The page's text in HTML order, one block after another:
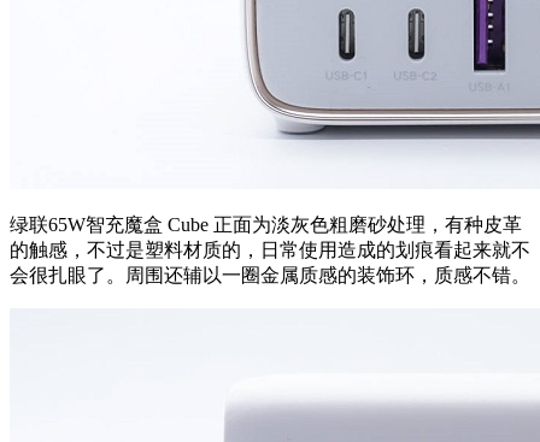
绿联65W智充魔盒 Cube 正面为淡灰色粗磨砂处理，有种皮革
的触感，不过是塑料材质的，日常使用造成的划痕看起来就不
会很扎眼了。周围还辅以一圈金属质感的装饰环，质感不错。